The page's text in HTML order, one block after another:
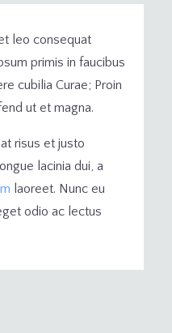
leo consequat
primis in faucibus
cubilia Curae; Proin
ut et magna.
risus et justo
lacinia dui, a
laoreet. Nunc eu
odio ac lectus